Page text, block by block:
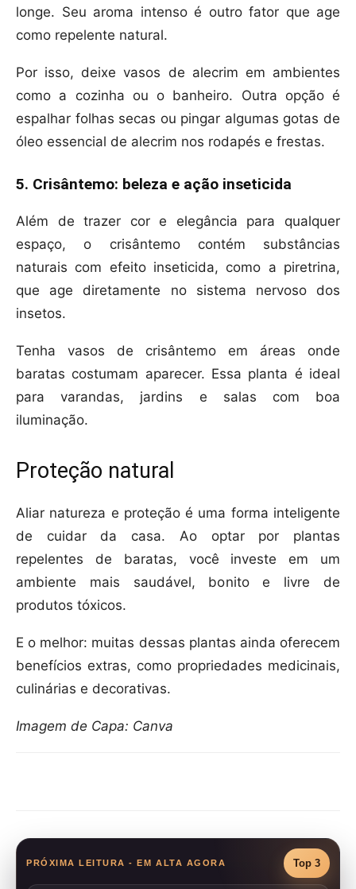
longe. Seu aroma intenso é outro fator que age
como repelente natural.
Por isso, deixe vasos de alecrim em ambientes
como a cozinha ou o banheiro. Outra opção é
espalhar folhas secas ou pingar algumas gotas de
óleo essencial de alecrim nos rodapés e frestas.
5. Crisântemo: beleza e ação inseticida
Além de trazer cor e elegância para qualquer
espaço, o crisântemo contém substâncias
naturais com efeito inseticida, como a piretrina,
que age diretamente no sistema nervoso dos
insetos.
Tenha vasos de crisântemo em áreas onde
baratas costumam aparecer. Essa planta é ideal
para varandas, jardins e salas com boa
iluminação.
Proteção natural
Aliar natureza e proteção é uma forma inteligente
de cuidar da casa. Ao optar por plantas
repelentes de baratas, você investe em um
ambiente mais saudável, bonito e livre de
produtos tóxicos.
E o melhor: muitas dessas plantas ainda oferecem
benefícios extras, como propriedades medicinais,
culinárias e decorativas.
Imagem de Capa: Canva
PRÓXIMA LEITURA - EM ALTA AGORA Top 3